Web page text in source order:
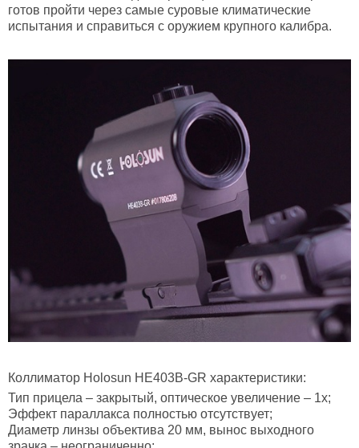
готов пройти через самые суровые климатические
испытания и справиться с оружием крупного калибра.
Коллиматор Holosun HE403B-GR характеристики:
Тип прицела – закрытый, оптическое увеличение – 1х;
Эффект параллакса полностью отсутствует;
Диаметр линзы объектива 20 мм, вынос выходного